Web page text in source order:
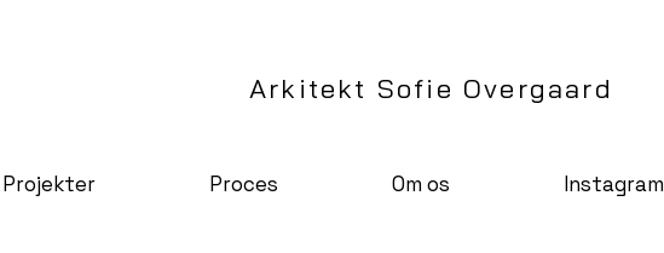
Arkitekt Sofie Overgaard
Projekter Proces Om os Instagram